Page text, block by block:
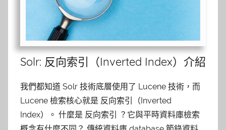
Solr: 反向索引（Inverted Index）介紹
我們都知道 Solr 技術底層使用了 Lucene 技術，而
Lucene 檢索核心就是 反向索引（Inverted
Index）。 什麼是 反向索引 ？它與平時資料庫檢索